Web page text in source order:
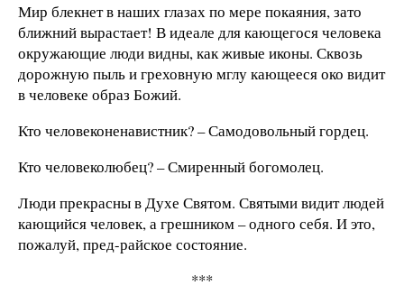
Мир блекнет в наших глазах по мере покаяния, зато
ближний вырастает! В идеале для кающегося человека
окружающие люди видны, как живые иконы. Сквозь
дорожную пыль и греховную мглу кающееся око видит
в человеке образ Божий.
Кто человеконенавистник? – Самодовольный гордец.
Кто человеколюбец? – Смиренный богомолец.
Люди прекрасны в Духе Святом. Святыми видит людей
кающийся человек, а грешником – одного себя. И это,
пожалуй, пред-райское состояние.
***